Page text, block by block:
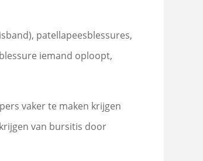
patellapeesblessures,
iemand oploopt,
vaker te maken krijgen
van bursitis door